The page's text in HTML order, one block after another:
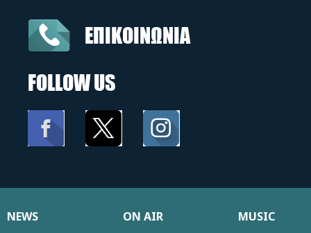
ΕΠΙΚΟΙΝΩΝΙΑ
FOLLOW US
NEWS ON AIR
MUSIC